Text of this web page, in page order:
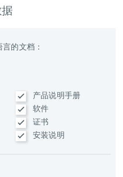
据
的文档：
产品说明手册
软件
证书
安装说明